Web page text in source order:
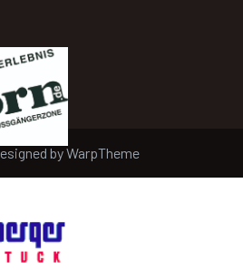
byWarpTheme